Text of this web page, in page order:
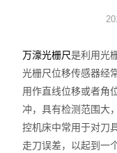
影像测量仪
色差仪
万濠光栅尺是利用光
光栅尺位移传感器经
用作直线位移或者角
冲，具有检测范围大
控机床中常用于对刀
走刀误差，以起到一